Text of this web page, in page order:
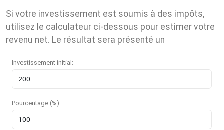
Si votre investissement est soumis à des impôts,
utilisez le calculateur ci-dessous pour estimer votre
revenu net. Le résultat sera présenté un
Investissement initial:
Pourcentage (%) :